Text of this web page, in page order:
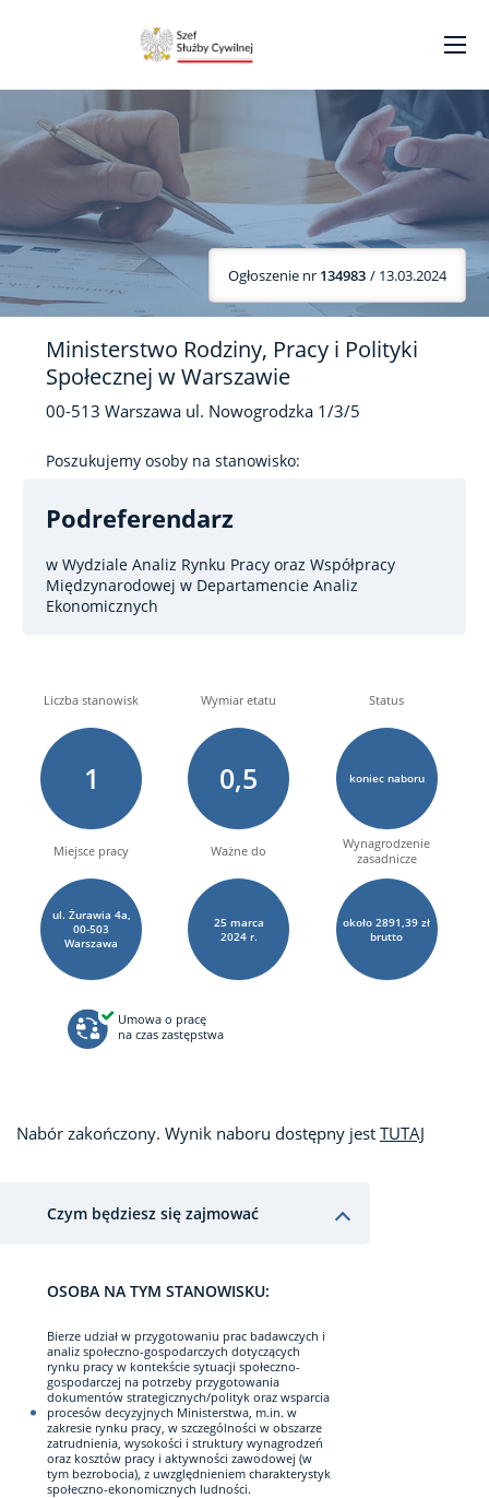
Ogłoszenie nr 134983 / 13.03.2024
Ministerstwo Rodziny, Pracy i Polityki
Społecznej w Warszawie
00-513 Warszawa ul. Nowogrodzka 1/3/5
Poszukujemy osoby na stanowisko:
Podreferendarz
w Wydziale Analiz Rynku Pracy oraz Współpracy
Międzynarodowej w Departamencie Analiz
Ekonomicznych
Liczba stanowisk
1
Wymiar etatu
0,5
Status
koniec naboru
Miejsce pracy
ul. Żurawia 4a,
00-503
Warszawa
Ważne do
25 marca
2024 r.
Wynagrodzenie
zasadnicze
około 2891,39 zł
brutto
Umowa o pracę
na czas zastępstwa
Nabór zakończony. Wynik naboru dostępny jest TUTAJ
Czym będziesz się zajmować
OSOBA NA TYM STANOWISKU:
Bierze udział w przygotowaniu prac badawczych i
analiz społeczno-gospodarczych dotyczących
rynku pracy w kontekście sytuacji społeczno-
gospodarczej na potrzeby przygotowania
dokumentów strategicznych/polityk oraz wsparcia
procesów decyzyjnych Ministerstwa, m.in. w
zakresie rynku pracy, w szczególności w obszarze
zatrudnienia, wysokości i struktury wynagrodzeń
oraz kosztów pracy i aktywności zawodowej (w
tym bezrobocia), z uwzględnieniem charakterystyk
społeczno-ekonomicznych ludności.